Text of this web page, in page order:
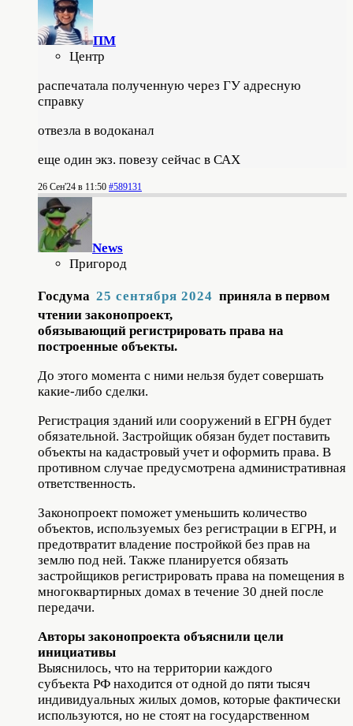
ПМ
Центр
распечатала полученную через ГУ адресную
справку
отвезла в водоканал
еще один экз. повезу сейчас в САХ
26 Сен'24 в 11:50 #589131
News
Пригород
Госдума 25 сентября 2024 приняла в первом
чтении законопроект,
обязывающий регистрировать права на
построенные объекты.
До этого момента с ними нельзя будет совершать
какие-либо сделки.
Регистрация зданий или сооружений в ЕГРН будет
обязательной. Застройщик обязан будет поставить
объекты на кадастровый учет и оформить права. В
противном случае предусмотрена административная
ответственность.
Законопроект поможет уменьшить количество
объектов, используемых без регистрации в ЕГРН, и
предотвратит владение постройкой без прав на
землю под ней. Также планируется обязать
застройщиков регистрировать права на помещения в
многоквартирных домах в течение 30 дней после
передачи.
Авторы законопроекта объяснили цели
инициативы
Выяснилось, что на территории каждого
субъекта РФ находится от одной до пяти тысяч
индивидуальных жилых домов, которые фактически
используются, но не стоят на государственном